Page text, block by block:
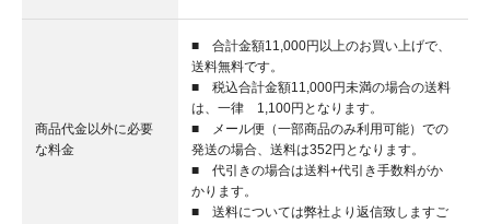
商品代金以外に必要
な料金
■ 合計金額11,000円以上のお買い上げで、
送料無料です。
■ 税込合計金額11,000円未満の場合の送料
は、一律 1,100円となります。
■ メール便（一部商品のみ利用可能）での
発送の場合、送料は352円となります。
■ 代引きの場合は送料+代引き手数料がか
かります。
■ 送料については弊社より返信致しますご